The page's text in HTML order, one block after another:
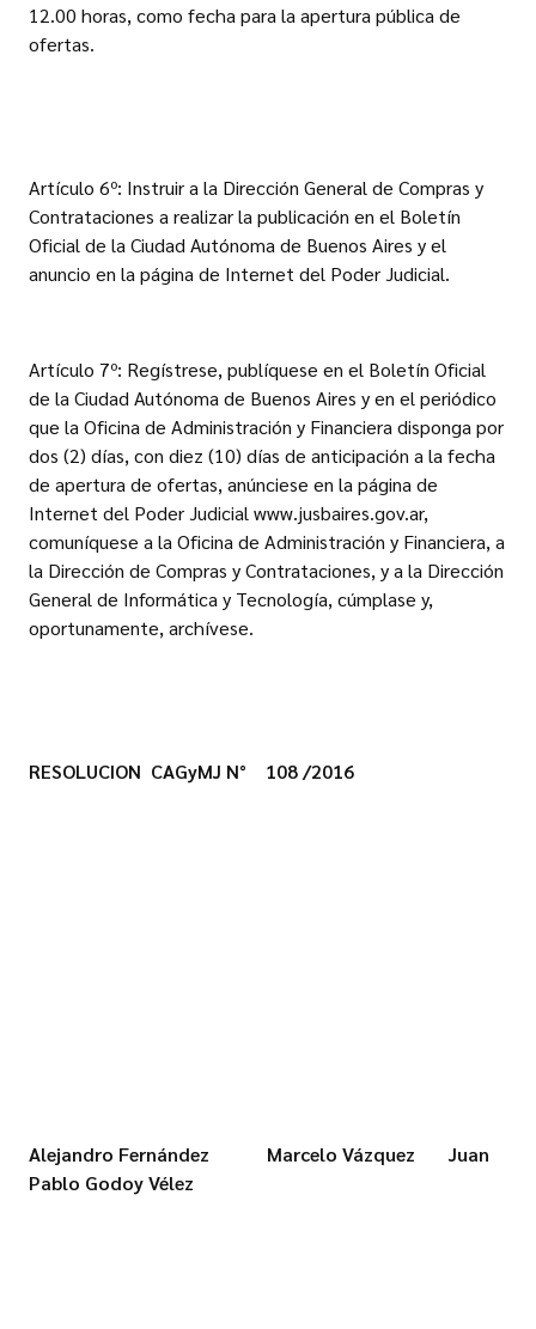
12.00 horas, como fecha para la apertura pública de
ofertas.
Artículo 6º: Instruir a la Dirección General de Compras y
Contrataciones a realizar la publicación en el Boletín
Oficial de la Ciudad Autónoma de Buenos Aires y el
anuncio en la página de Internet del Poder Judicial.
Artículo 7º: Regístrese, publíquese en el Boletín Oficial
de la Ciudad Autónoma de Buenos Aires y en el periódico
que la Oficina de Administración y Financiera disponga por
dos (2) días, con diez (10) días de anticipación a la fecha
de apertura de ofertas, anúnciese en la página de
Internet del Poder Judicial www.jusbaires.gov.ar,
comuníquese a la Oficina de Administración y Financiera, a
la Dirección de Compras y Contrataciones, y a la Dirección
General de Informática y Tecnología, cúmplase y,
oportunamente, archívese.
RESOLUCION CAGyMJ N° 108 /2016
Alejandro Fernández Marcelo Vázquez Juan
Pablo Godoy Vélez